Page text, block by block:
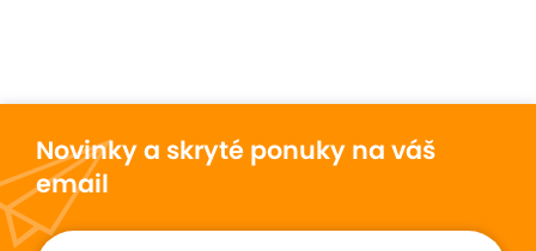
Novinky a skryté ponuky na váš
email